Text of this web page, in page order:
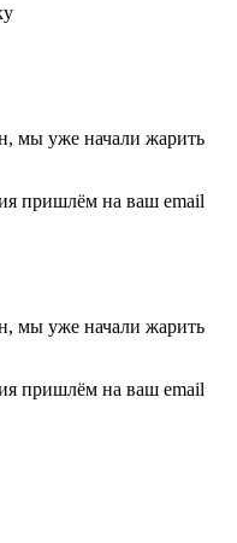
мы уже начали жарить
пришлём на ваш email
мы уже начали жарить
пришлём на ваш email